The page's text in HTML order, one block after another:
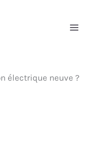
électrique neuve ?